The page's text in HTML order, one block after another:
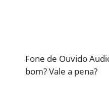
Fone de Ouvido
bom? Vale a pena?